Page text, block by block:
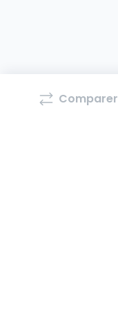
Comparer